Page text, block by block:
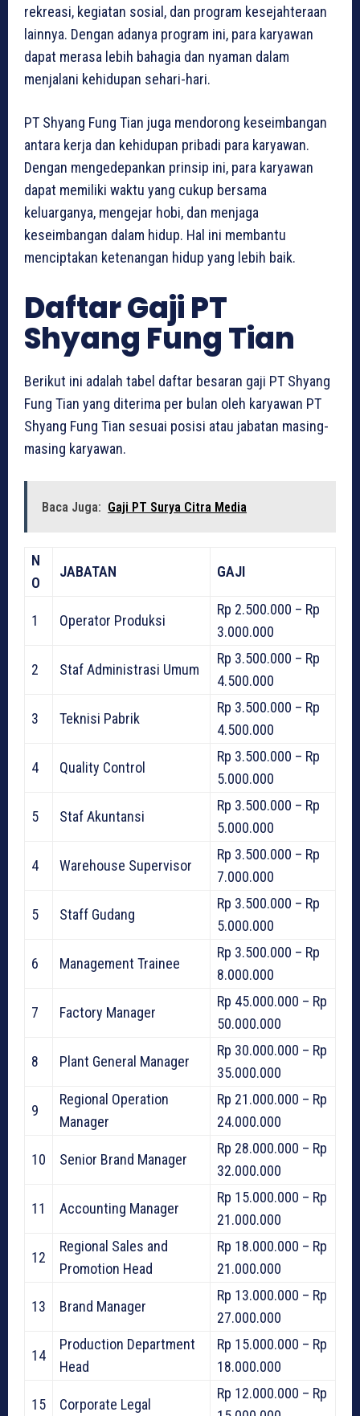
rekreasi, kegiatan sosial, dan program kesejahteraan
lainnya. Dengan adanya program ini, para karyawan
dapat merasa lebih bahagia dan nyaman dalam
menjalani kehidupan sehari-hari.
PT Shyang Fung Tian juga mendorong keseimbangan
antara kerja dan kehidupan pribadi para karyawan.
Dengan mengedepankan prinsip ini, para karyawan
dapat memiliki waktu yang cukup bersama
keluarganya, mengejar hobi, dan menjaga
keseimbangan dalam hidup. Hal ini membantu
menciptakan ketenangan hidup yang lebih baik.
Daftar Gaji PT
Shyang Fung Tian
Berikut ini adalah tabel daftar besaran gaji PT Shyang
Fung Tian yang diterima per bulan oleh karyawan PT
Shyang Fung Tian sesuai posisi atau jabatan masing-
masing karyawan.
Baca Juga: Gaji PT Surya Citra Media‎
N
O
JABATAN GAJI
1 Operator Produksi
Rp 2.500.000 – Rp
3.000.000
2 Staf Administrasi Umum
Rp 3.500.000 – Rp
4.500.000
3 Teknisi Pabrik
Rp 3.500.000 – Rp
4.500.000
4 Quality Control
Rp 3.500.000 – Rp
5.000.000
5 Staf Akuntansi
Rp 3.500.000 – Rp
5.000.000
4 Warehouse Supervisor
Rp 3.500.000 – Rp
7.000.000
5 Staff Gudang
Rp 3.500.000 – Rp
5.000.000
6 Management Trainee
Rp 3.500.000 – Rp
8.000.000
7 Factory Manager
Rp 45.000.000 – Rp
50.000.000
8 Plant General Manager
Rp 30.000.000 – Rp
35.000.000
9
Regional Operation
Manager
Rp 21.000.000 – Rp
24.000.000
10 Senior Brand Manager
Rp 28.000.000 – Rp
32.000.000
11 Accounting Manager
Rp 15.000.000 – Rp
21.000.000
12
Regional Sales and
Promotion Head
Rp 18.000.000 – Rp
21.000.000
13 Brand Manager
Rp 13.000.000 – Rp
27.000.000
14
Production Department
Head
Rp 15.000.000 – Rp
18.000.000
15 Corporate Legal
Rp 12.000.000 – Rp